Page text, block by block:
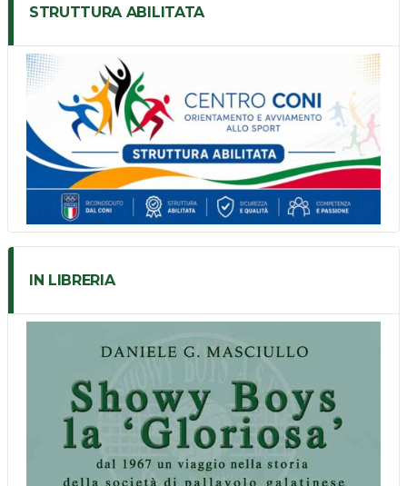
STRUTTURA ABILITATA
IN LIBRERIA